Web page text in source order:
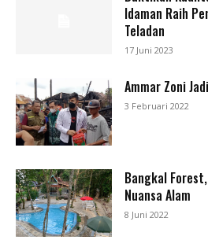
Idaman Raih
Teladan
17 Juni 2023
Ammar Zoni
3 Februari 2022
Bangkal
Nuansa Alam
8 Juni 2022